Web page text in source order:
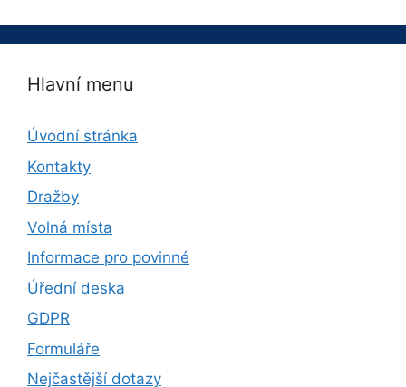
Hlavní menu
Úvodní stránka
Kontakty
Dražby
Volná místa
Informace pro povinné
Úřední deska
GDPR
Formuláře
Nejčastější dotazy